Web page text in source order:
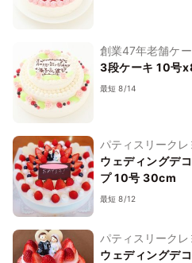
創業47年老舗ケ
3段ケーキ 10号
最短 8/14
パティスリークレ
ウェディングデ
プ 10号 30cm
最短 8/12
パティスリークレ
ウェディングデ